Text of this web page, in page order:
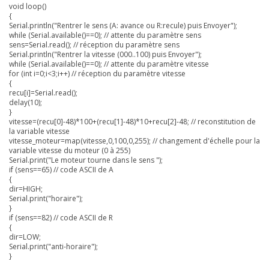
void loop()
{
Serial.println("Rentrer le sens (A: avance ou R:recule) puis Envoyer");
while (Serial.available()==0); // attente du paramètre sens
sens=Serial.read(); // réception du paramètre sens
Serial.println("Rentrer la vitesse (000..100) puis Envoyer");
while (Serial.available()==0); // attente du paramètre vitesse
for (int i=0;i<3;i++) // réception du paramètre vitesse
{
recu[i]=Serial.read();
delay(10);
}
vitesse=(recu[0]-48)*100+(recu[1]-48)*10+recu[2]-48; // reconstitution de
la variable vitesse
vitesse_moteur=map(vitesse,0,100,0,255); // changement d'échelle pour la
variable vitesse du moteur (0 à 255)
Serial.print("Le moteur tourne dans le sens ");
if (sens==65) // code ASCII de A
{
dir=HIGH;
Serial.print("horaire");
}
if (sens==82) // code ASCII de R
{
dir=LOW;
Serial.print("anti-horaire");
}